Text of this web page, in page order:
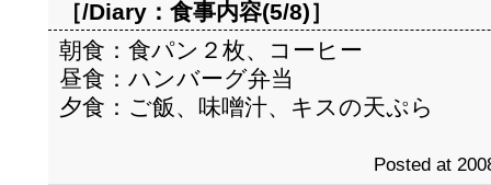
［/Diary： 食事内容(5/8)］
朝食：食パン２枚、コーヒー
昼食：ハンバーグ弁当
夕食：ご飯、味噌汁、キスの天ぷら
Posted at